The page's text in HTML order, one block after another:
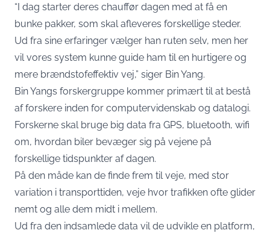
“I dag starter deres chauffør dagen med at få en
bunke pakker, som skal afleveres forskellige steder.
Ud fra sine erfaringer vælger han ruten selv, men her
vil vores system kunne guide ham til en hurtigere og
mere brændstofeffektiv vej,” siger Bin Yang.
Bin Yangs forskergruppe kommer primært til at bestå
af forskere inden for computervidenskab og datalogi.
Forskerne skal bruge big data fra GPS, bluetooth, wifi
om, hvordan biler bevæger sig på vejene på
forskellige tidspunkter af dagen.
På den måde kan de finde frem til veje, med stor
variation i transporttiden, veje hvor trafikken ofte glider
nemt og alle dem midt i mellem.
Ud fra den indsamlede data vil de udvikle en platform,